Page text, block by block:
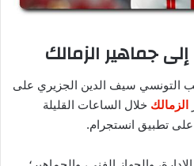
جماهير الزمالك
التونسي سيف الدين الجزيري على
الزمالك خلال الساعات القليلة
تطبيق انستجرام.